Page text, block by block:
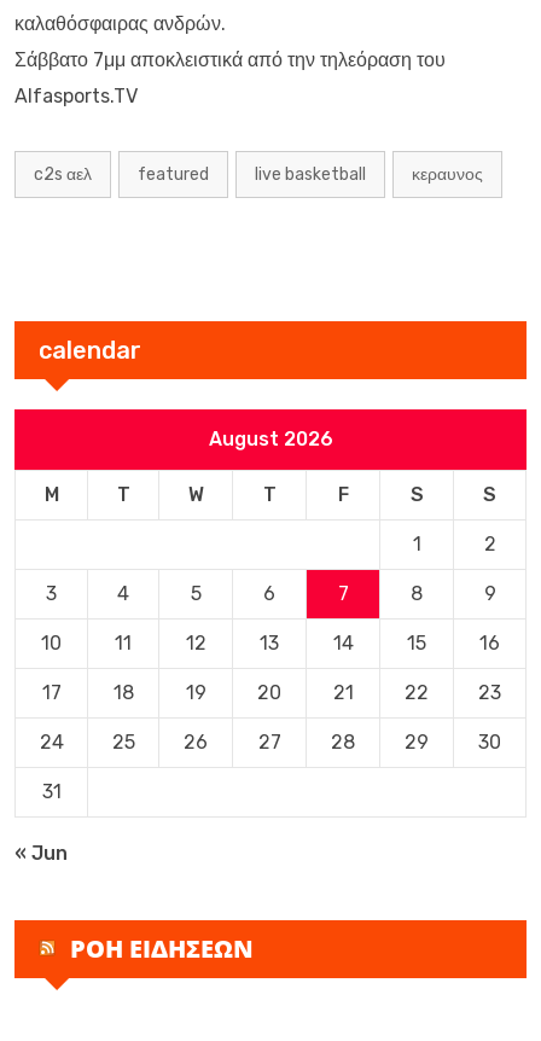
καλαθόσφαιρας ανδρών.
Σάββατο 7μμ αποκλειστικά από την τηλεόραση του
Alfasports.TV
c2s αελ featured live basketball κεραυνος
calendar
August 2026
M T W T F S S
1 2
3 4 5 6 7 8 9
10 11 12 13 14 15 16
17 18 19 20 21 22 23
24 25 26 27 28 29 30
31
« Jun
ΡΟΗ ΕΙΔΗΣΕΩΝ